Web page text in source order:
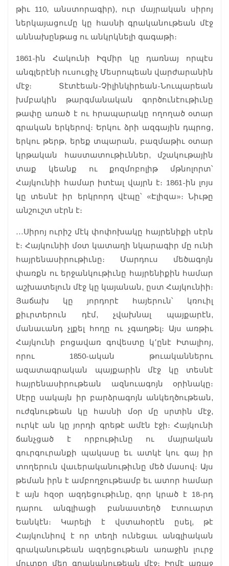
թիւ 110, անստորագիր), ուր մայրական սիրոյ
ներկայացումը կը հասնի գրականութեան մէջ
աննախընթաց ու անկրկնելի գագաթի։
1861-ին Հակունի Իզմիր կը դառնայ որպէս
անգլերէնի ուսուցիչ Մեսրոպեան վարժարանին
մէջ։ Տէտէեան-Չիլինկիրեան-Նուպարեան
խմբակին թարգմանական գործունէութիւնը
թափը առած է ու հրապարակը ողողած օտար
գրական երկերով։ Երկու ձրի ազգային դպրոց,
երկու թերթ, երեք տպարան, բազմաթիւ օտար
կրթական հաստատութիւններ, մշակութային
տաք կեանք ու քոզմոբոլիթ մթնոլորտ՝
Հայկունիի համար իտէալ վայրն է։ 1861-ին լոյս
կը տեսնէ իր երկրորդ վէպը՝ «Էլիզա»։ Նիւթը
անշուշտ սէրն է։
…Սիրոյ ուրիշ մէկ փոփոխակը հայրենիքի սէրն
է։ Հայկունիի մօտ կատաղի նկարագիր մը ունի
հայրենասիրութիւնը։ Մարդուս մեծագոյն
փառքն ու երջանկութիւնը հայրենիքին համար
աշխատելուն մէջ կը կայանան, ըստ Հայկունիի։
Յաճախ կը յորդորէ հայերուն՝ կռուիլ
քիւրտերուն դէմ, չվախնալ պայքարէն,
մանաւանդ չլքել հողը ու չգաղթել։ Այս առթիւ
Հայկունի բոցավառ գովեստը կ՚ընէ Իտալիոյ,
որու 1850-ական թուականներու
ազատագրական պայքարին մէջ կը տեսնէ
հայրենասիրութեան ազնուագոյն օրինակը։
Սէրը սակայն իր բարձրագոյն անկեղծութեան,
ուժգնութեան կը հասնի մօր մը սրտին մէջ,
ուրկէ ան կը յորդի գրեթէ ամէն էջի։ Հայկունի
ճանչցած է որբութիւնը ու մայրական
գուրգուրանքի պակասը եւ ատկէ կու գայ իր
տողերուն վաւերականութիւնը մեծ մասով։ Այս
թեման իրն է ամբողջութեամբ եւ ատոր համար
է այն հզօր ազդեցութիւնը, զոր կրած է 18-րդ
դարու անգլիացի բանաստեղծ Էտուարտ
Եանկէն։ Կարելի է վստահօրէն ըսել, թէ
Հայկունիով է որ տեղի ունեցաւ անգլիական
գրականութեան ազդեցութեան առաջին լուրջ
մուտքը մեր գրականութեան մէջ։ Իրմէ առաջ